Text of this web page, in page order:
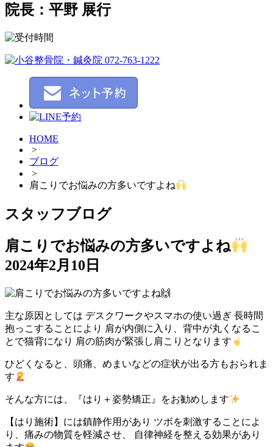
院長：平野 展行
HOME
>
ブログ
>
肩こりでお悩みの方多いですよね
スタッフブログ
肩こりでお悩みの方多いですよね
2024年2月10日
主な原因としては デスクワークやスマホの使い過ぎ 長時間
抱っこすることにより 肩が内側に入り、背中が丸くなるこ
とで猫背になり 肩の筋肉が緊張し肩こりとなります
ひどくなると、頭痛、めまいなどの症状が出る方もおられま
す
そんな方には、『はり＋姿勢矯正』をお勧めします
【はり施術】には鎮静作用があり ツボを刺激することによ
り、痛みの物質を軽減させ、 自律神経を整える効果があり